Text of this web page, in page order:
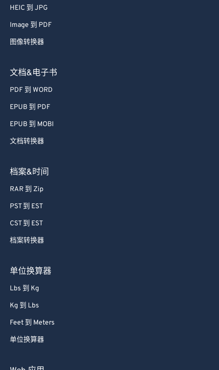
HEIC 到 JPG
Image 到 PDF
图像转换器
文档&电子书
PDF 到 WORD
EPUB 到 PDF
EPUB 到 MOBI
文档转换器
档案&时间
RAR 到 Zip
PST 到 EST
CST 到 EST
档案转换器
单位换算器
Lbs 到 Kg
Kg 到 Lbs
Feet 到 Meters
单位换算器